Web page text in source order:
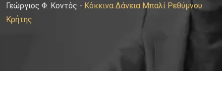
Γεώργιος Φ. Κοντός - Κόκκινα Δάνεια Μπαλί Ρεθύμνου
Κρήτης